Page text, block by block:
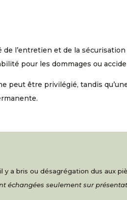
l’entretien et de la
pour les dommages ou
peut être privilégié, tandis
a bris ou désagrégation dus aux
échangées seulement sur